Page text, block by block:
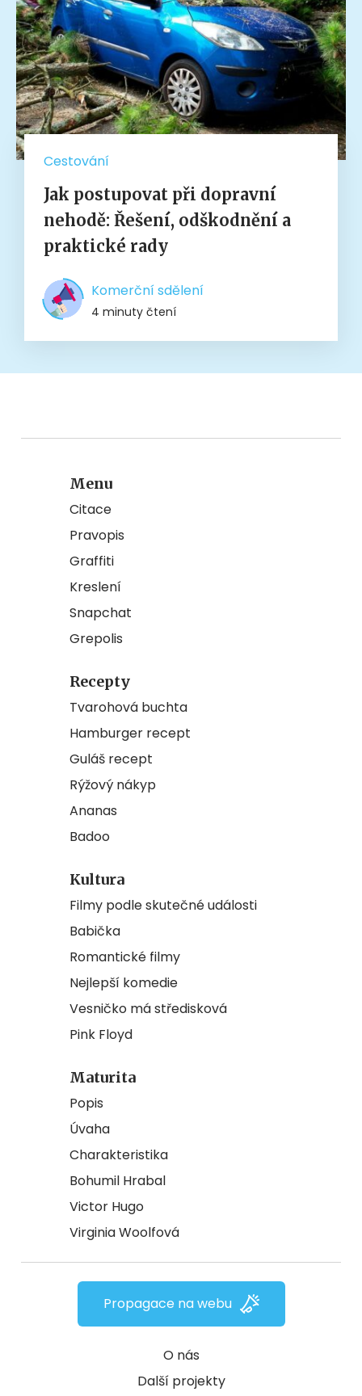
Cestování
Jak postupovat při dopravní
nehodě: Řešení, odškodnění a
praktické rady
Komerční sdělení
4 minuty čtení
Menu
Citace
Pravopis
Graffiti
Kreslení
Snapchat
Grepolis
Recepty
Tvarohová buchta
Hamburger recept
Guláš recept
Rýžový nákyp
Ananas
Badoo
Kultura
Filmy podle skutečné události
Babička
Romantické filmy
Nejlepší komedie
Vesničko má středisková
Pink Floyd
Maturita
Popis
Úvaha
Charakteristika
Bohumil Hrabal
Victor Hugo
Virginia Woolfová
O nás
Další projekty
Propagace na webu